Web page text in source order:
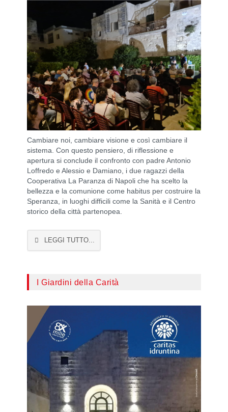
Cambiare noi, cambiare visione e così cambiare il
sistema. Con questo pensiero, di riflessione e
apertura si conclude il confronto con padre Antonio
Loffredo e Alessio e Damiano, i due ragazzi della
Cooperativa La Paranza di Napoli che ha scelto la
bellezza e la comunione come habitus per costruire la
Speranza, in luoghi difficili come la Sanità e il Centro
storico della città partenopea.
LEGGI TUTTO...
I Giardini della Carità